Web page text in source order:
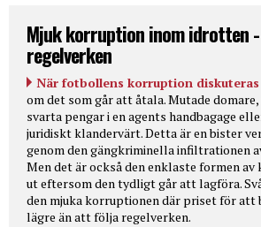
Mjuk korruption inom idrotten
regelverken
När fotbollens korruption diskuteras
om det som går att åtala. Mutade
svarta pengar i en agents handbagage
juridiskt klandervärt. Detta är en bister
genom den gängkriminella infiltrationen
Men det är också den enklaste formen
ut eftersom den tydligt går att lagföra.
den mjuka korruptionen där priset för att
lägre än att följa regelverken.